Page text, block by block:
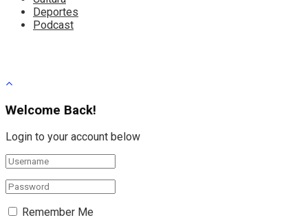
Deportes
Podcast
Welcome Back!
Login to your account below
Remember Me